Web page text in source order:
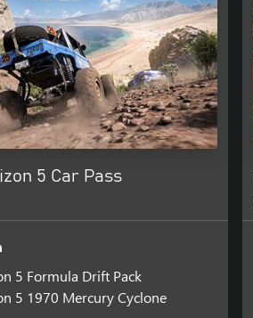
5 Car Pass
5 Formula Drift Pack
5 1970 Mercury Cyclone